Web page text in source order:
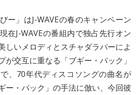
ー」はJ-WAVEの春のキャンペーン
在J-WAVEの番組内で独占先行オン
しいメロディとスチャダラパーによ
が交互に重なる「ブギー・バック」
、70年代ディスコソングの曲名が
ー・バック」の手法に倣い、今回彼